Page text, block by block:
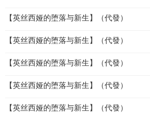
【英丝西娅的堕落与新生】（代發）
【英丝西娅的堕落与新生】（代發）
【英丝西娅的堕落与新生】（代發）
【英丝西娅的堕落与新生】（代發）
【英丝西娅的堕落与新生】（代發）